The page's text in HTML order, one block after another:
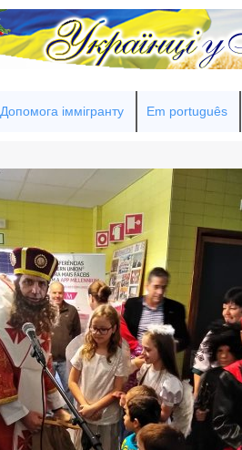
Допомога іммігранту Em português